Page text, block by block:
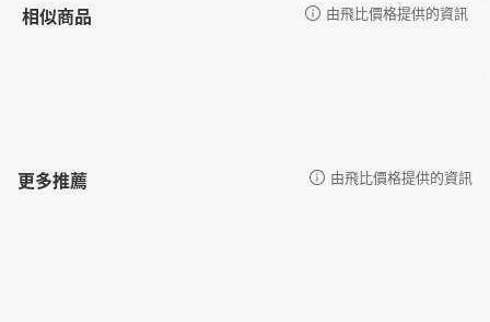
相似商品 由飛比價格提供的資訊
更多推薦 由飛比價格提供的資訊